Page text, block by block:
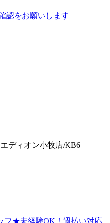
認をお願いします
ディオン小牧店/KB6
フ★未経験OK！週払い対応